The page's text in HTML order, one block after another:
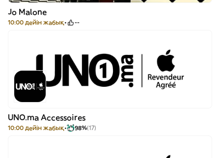
Jo Malone
10:00 дейін жабық --
UNO.ma Accessoires
10:00 дейін жабық 98%(17)